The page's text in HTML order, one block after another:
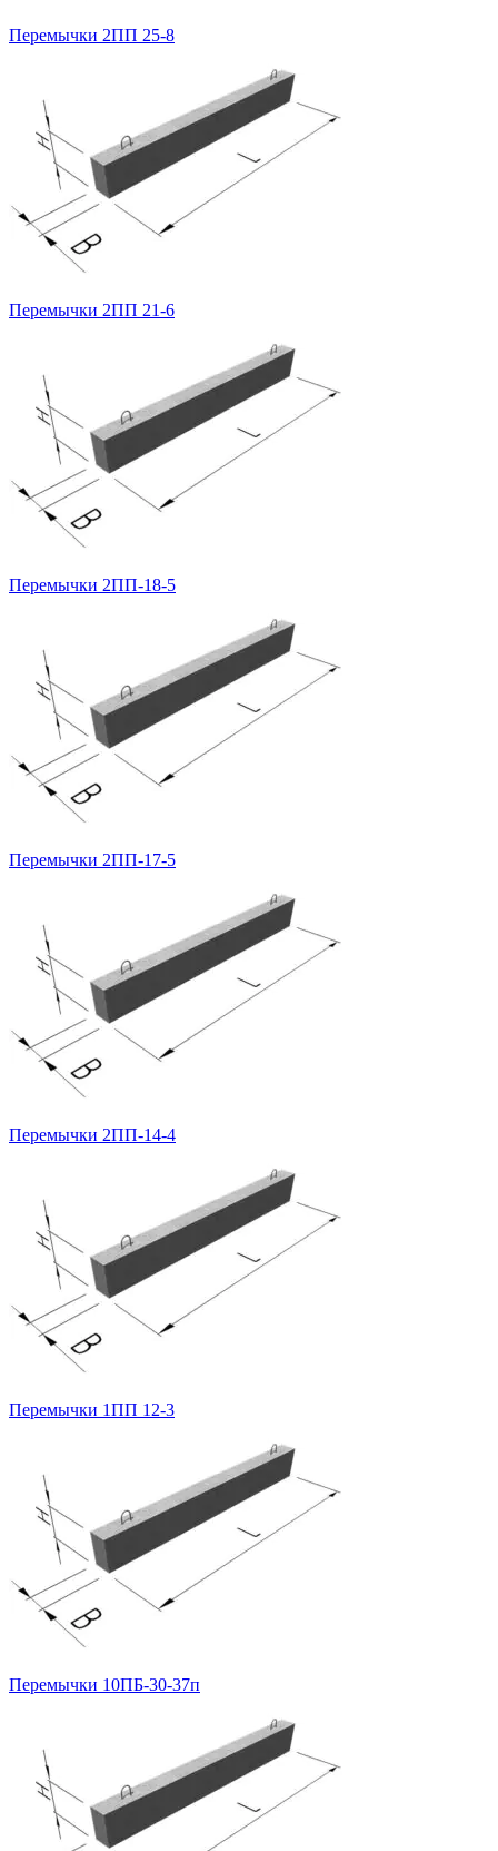
Перемычки 2ПП 25-8
Перемычки 2ПП 21-6
Перемычки 2ПП-18-5
Перемычки 2ПП-17-5
Перемычки 2ПП-14-4
Перемычки 1ПП 12-3
Перемычки 10ПБ-30-37п